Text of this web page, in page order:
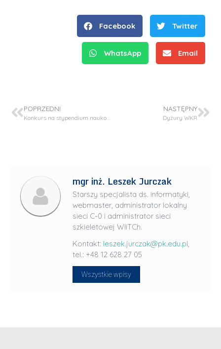
Facebook Twitter
WhatsApp Email
POPRZEDNI
Konkurs na stypendium naukowe dla doktoranta/stypendysty – projekt OPUS 22
NASTĘPNY
Dyżury WKR
mgr inż. Leszek Jurczak
Starszy specjalista ds. informatyki,
webmaster, administrator lokalny
sieci C-0 i administrator sieci
szkieletowej WIiTCh.
Kontakt: leszek.jurczak@pk.edu.pl,
tel.: +48 12 628 27 05
Wszystkie wpisy